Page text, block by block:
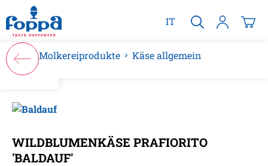
springen
IT
Molkereiprodukte Käse allgemein
WILDBLUMENKÄSE PRAFIORITO
'BALDAUF'